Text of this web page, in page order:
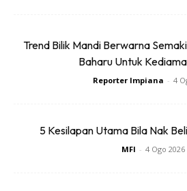
Yang Sama Saya Guna
Wainscoting Tu..lekat
Gam Bond.. Untuk
Trend Bilik Mandi Berwarna
Baharu Untuk
Reporter Impiana - 4
5 Kesilapan Utama Bila Nak Beli
MFI - 4 Ogo 2026